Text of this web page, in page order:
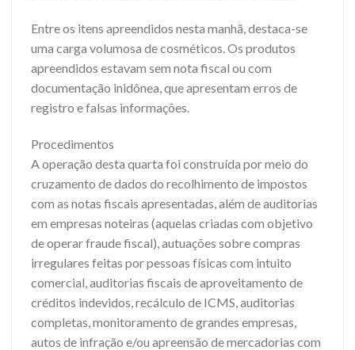
Entre os itens apreendidos nesta manhã, destaca-se
uma carga volumosa de cosméticos. Os produtos
apreendidos estavam sem nota fiscal ou com
documentação inidônea, que apresentam erros de
registro e falsas informações.
Procedimentos
A operação desta quarta foi construída por meio do
cruzamento de dados do recolhimento de impostos
com as notas fiscais apresentadas, além de auditorias
em empresas noteiras (aquelas criadas com objetivo
de operar fraude fiscal), autuações sobre compras
irregulares feitas por pessoas físicas com intuito
comercial, auditorias fiscais de aproveitamento de
créditos indevidos, recálculo de ICMS, auditorias
completas, monitoramento de grandes empresas,
autos de infração e/ou apreensão de mercadorias com